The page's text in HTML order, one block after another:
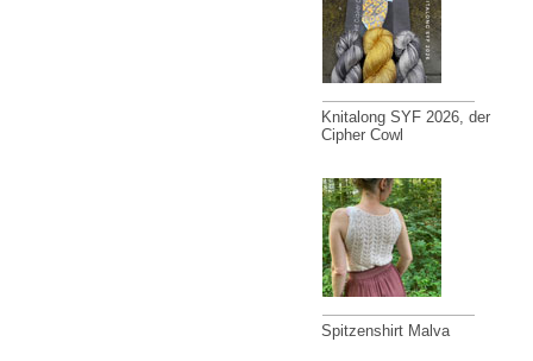
Knitalong SYF 2026, der
Cipher Cowl
Spitzenshirt Malva